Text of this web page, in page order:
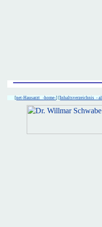
[net-Hausarzt -home-] [Inhaltsverzeichnis -